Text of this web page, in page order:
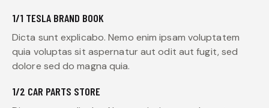
1/1 TESLA BRAND BOOK
Dicta sunt explicabo. Nemo enim ipsam voluptatem
quia voluptas sit aspernatur aut odit aut fugit, sed
dolore sed do magna quia.
1/2 CAR PARTS STORE